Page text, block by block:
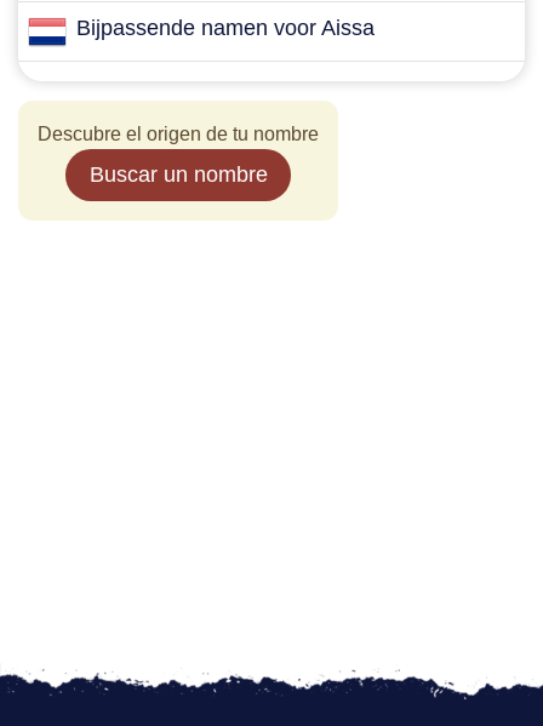
Bijpassende namen voor Aissa
Descubre el origen de tu nombre
Buscar un nombre